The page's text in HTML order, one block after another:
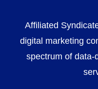
Affiliated
digital marketing
spectrum of data-